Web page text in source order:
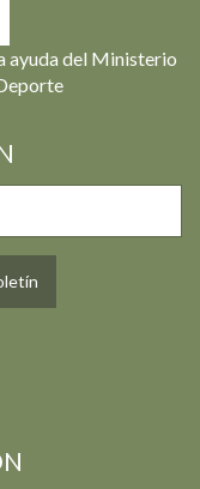
ayuda del Ministerio